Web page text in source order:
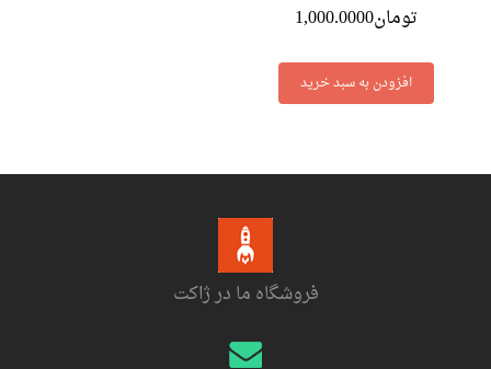
تومان1,000.0000
افزودن به سبد خرید
فروشگاه ما در ژاکت